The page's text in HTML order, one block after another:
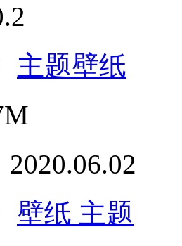
主题壁纸
壁纸 主题